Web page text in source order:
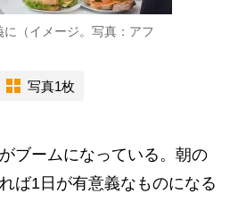
（イメージ。写真：アフ
写真1枚
ブームになっている。朝の
ば1日が有意義なものになる